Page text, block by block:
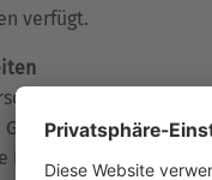
verfügt.
der
und reichlich
des DRW,